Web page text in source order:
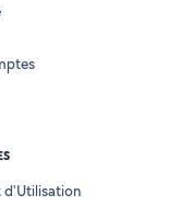
d'Utilisation